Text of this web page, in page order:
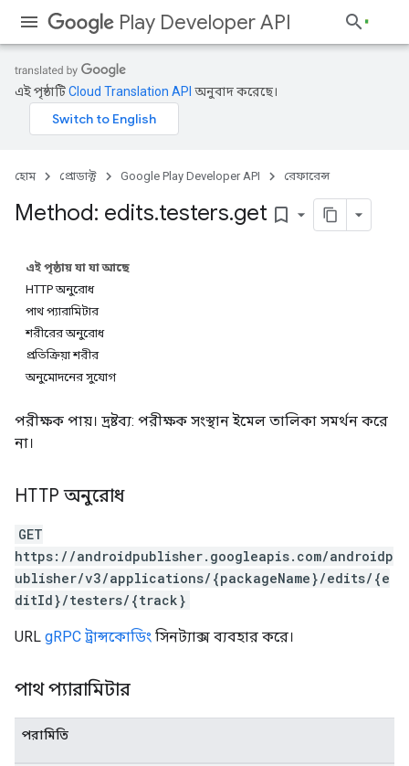
Play Developer API
এই পৃষ্ঠাটিCloud Translation API অনুবাদ করেছে।
হোম প্রোডাক্ট Google Play Developer API রেফারেন্স
Method: edits.testers.get bookmark_border
এই পৃষ্ঠায় যা যা আছে
HTTP অনুরোধ
পাথ প্যারামিটার
শরীরের অনুরোধ
প্রতিক্রিয়া শরীর
অনুমোদনের সুযোগ
পরীক্ষক পায়। দ্রষ্টব্য: পরীক্ষক সংস্থান ইমেল তালিকা সমর্থন করে
না।
HTTP অনুরোধ
GET
https://androidpublisher.googleapis.com/androidp
ublisher/v3/applications/{packageName}/edits/{e
ditId}/testers/{track}
URL gRPC ট্রান্সকোডিং সিনট্যাক্স ব্যবহার করে।
পাথ প্যারামিটার
পরামিতি